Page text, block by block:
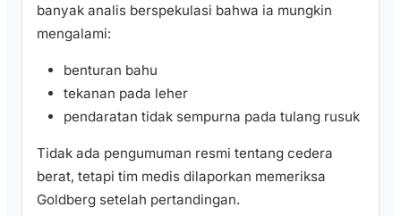
banyak analis berspekulasi bahwa ia mungkin
mengalami:
benturan bahu
tekanan pada leher
pendaratan tidak sempurna pada tulang rusuk
Tidak ada pengumuman resmi tentang cedera
berat, tetapi tim medis dilaporkan memeriksa
Goldberg setelah pertandingan.